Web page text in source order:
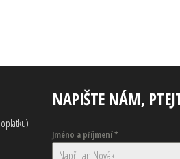
NAPIŠTE NÁM,
Jméno a příjmení*